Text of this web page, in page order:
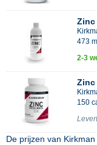
473 ml
2-3
Zinc
150
De prijzen van Kirkman